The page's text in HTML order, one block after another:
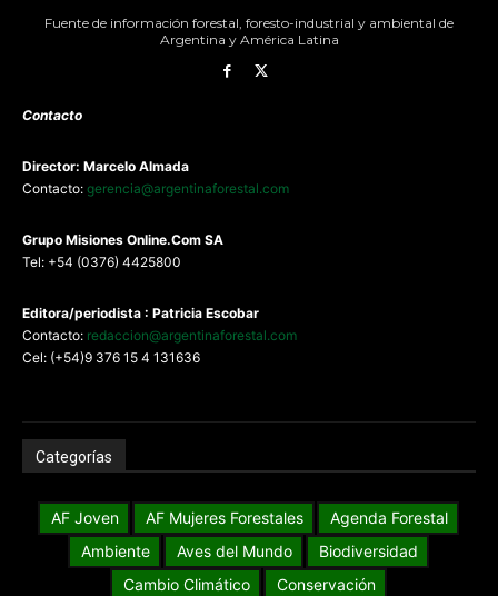
Fuente de información forestal, foresto-industrial y ambiental de
Argentina y América Latina
Contacto
Director: Marcelo Almada
Contacto: gerencia@argentinaforestal.com
Grupo Misiones Online.Com SA
Tel: +54 (0376) 4425800
Editora/periodista : Patricia Escobar
Contacto: redaccion@argentinaforestal.com
Cel: (+54)9 376 15 4 131636
Categorías
AF Joven AF Mujeres Forestales
Agenda Forestal
Ambiente
Aves del Mundo
Biodiversidad
Cambio Climático
Conservación